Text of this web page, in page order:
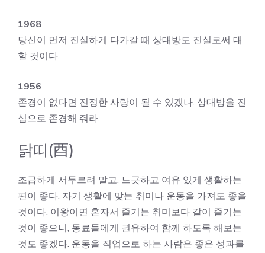
1968
당신이 먼저 진실하게 다가갈 때 상대방도 진실로써 대
할 것이다.
1956
존경이 없다면 진정한 사랑이 될 수 있겠나. 상대방을 진
심으로 존경해 줘라.
닭띠(酉)
조급하게 서두르려 말고, 느긋하고 여유 있게 생활하는
편이 좋다. 자기 생활에 맞는 취미나 운동을 가져도 좋을
것이다. 이왕이면 혼자서 즐기는 취미보다 같이 즐기는
것이 좋으니, 동료들에게 권유하여 함께 하도록 해보는
것도 좋겠다. 운동을 직업으로 하는 사람은 좋은 성과를